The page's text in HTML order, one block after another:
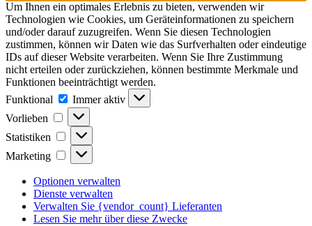
Um Ihnen ein optimales Erlebnis zu bieten, verwenden wir
Technologien wie Cookies, um Geräteinformationen zu speichern
und/oder darauf zuzugreifen. Wenn Sie diesen Technologien
zustimmen, können wir Daten wie das Surfverhalten oder eindeutige
IDs auf dieser Website verarbeiten. Wenn Sie Ihre Zustimmung
nicht erteilen oder zurückziehen, können bestimmte Merkmale und
Funktionen beeinträchtigt werden.
Funktional
Funktional
Immer aktiv
Vorlieben
Vorlieben
Statistiken Statistiken
Marketing Marketing
Optionen verwalten
Dienste verwalten
Verwalten Sie {vendor_count} Lieferanten
Lesen Sie mehr über diese Zwecke